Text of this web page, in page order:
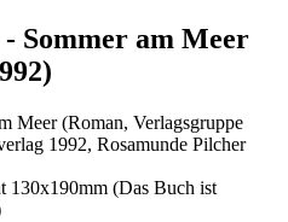
Sommer am Meer
Meer (Roman, Verlagsgruppe
1992, Rosamunde Pilcher
130x190mm (Das Buch ist